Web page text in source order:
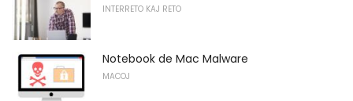
INTERRETO KAJ RETO
Notebook de Mac Malware
MACOJ